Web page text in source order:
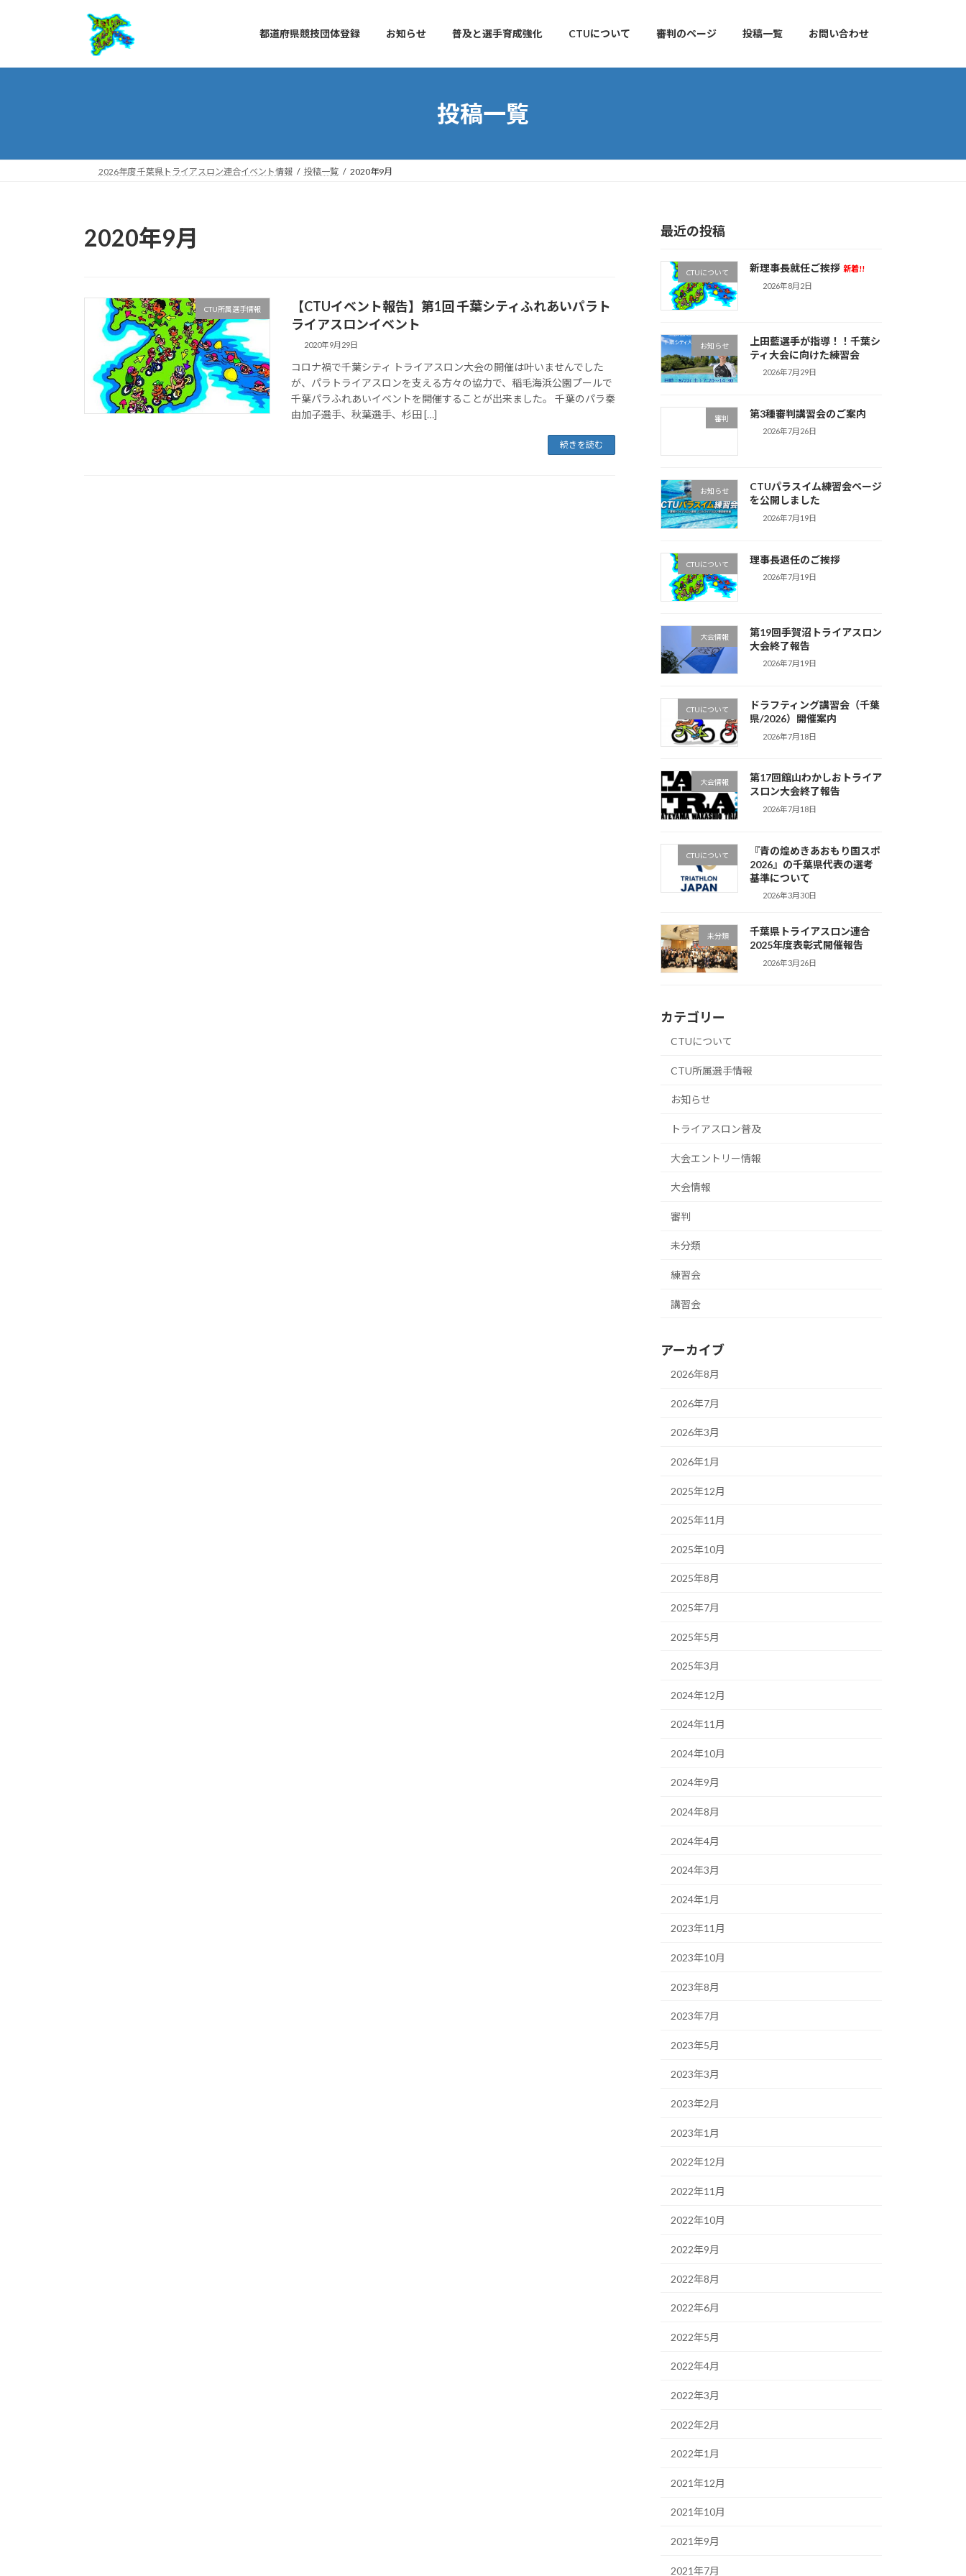
プ
動
都道府県競技団体登録 お知らせ 普及と選手育成強化 CTUについて 審判のページ 投稿一覧 お問い合わせ
投稿一覧
2026年度 千葉県トライアスロン連合イベント情報 投稿一覧 2020年9月
2020年9月
CTU所属選手情報
【CTUイベント報告】第1回 千葉シティふれあいパラト
ライアスロンイベント
2020年9月29日
コロナ禍で千葉シティ トライアスロン大会の開催は叶いませんでした
が、パラトライアスロンを支える方々の協力で、稲毛海浜公園プールで
千葉パラふれあいイベントを開催することが出来ました。 千葉のパラ秦
由加子選手、秋葉選手、杉田 […]
続きを読む
最近の投稿
CTUについて 新理事長就任ご挨拶 新着!!
2026年8月2日
お知らせ
上田藍選手が指導！！千葉シ
ティ大会に向けた練習会
2026年7月29日
審判 第3種審判講習会のご案内
2026年7月26日
お知らせ
CTUパラスイム練習会ページ
を公開しました
2026年7月19日
CTUについて 理事長退任のご挨拶
2026年7月19日
大会情報
第19回手賀沼トライアスロン
大会終了報告
2026年7月19日
CTUについて
ドラフティング講習会（千葉
県/2026）開催案内
2026年7月18日
大会情報
第17回館山わかしおトライア
スロン大会終了報告
2026年7月18日
CTUについて
『青の煌めきあおもり国スポ
2026』の千葉県代表の選考
基準について
2026年3月30日
未分類
千葉県トライアスロン連合
2025年度表彰式開催報告
2026年3月26日
カテゴリー
CTUについて
CTU所属選手情報
お知らせ
トライアスロン普及
大会エントリー情報
大会情報
審判
未分類
練習会
講習会
アーカイブ
2026年8月
2026年7月
2026年3月
2026年1月
2025年12月
2025年11月
2025年10月
2025年8月
2025年7月
2025年5月
2025年3月
2024年12月
2024年11月
2024年10月
2024年9月
2024年8月
2024年4月
2024年3月
2024年1月
2023年11月
2023年10月
2023年8月
2023年7月
2023年5月
2023年3月
2023年2月
2023年1月
2022年12月
2022年11月
2022年10月
2022年9月
2022年8月
2022年6月
2022年5月
2022年4月
2022年3月
2022年2月
2022年1月
2021年12月
2021年10月
2021年9月
2021年7月